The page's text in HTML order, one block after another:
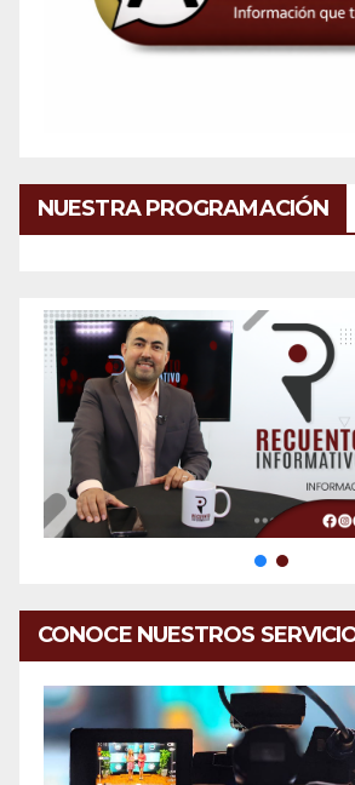
NUESTRA PROGRAMACIÓN
CONOCE NUESTROS